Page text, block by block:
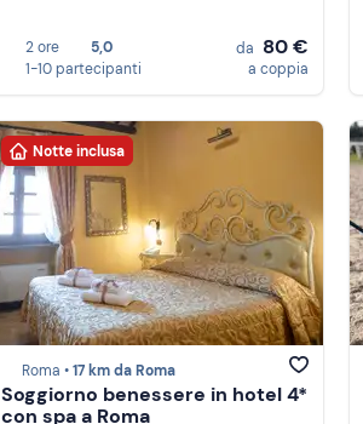
2 ore
5,0
1-10 partecipanti
da 80 €
a coppia
Notte inclusa
Roma •17 km da Roma
Soggiorno benessere in hotel 4*
con spa a Roma